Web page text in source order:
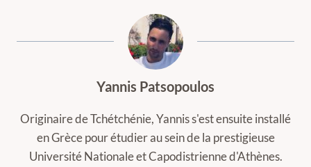
Yannis Patsopoulos
Originaire de Tchétchénie, Yannis s'est ensuite installé
en Grèce pour étudier au sein de la prestigieuse
Université Nationale et Capodistrienne d'Athènes.